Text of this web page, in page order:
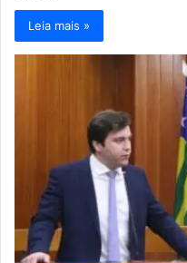
Leia mais »